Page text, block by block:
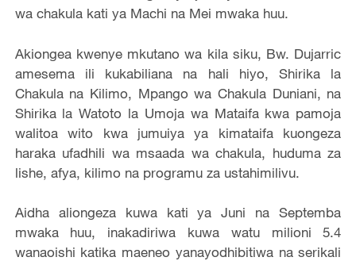
wa chakula kati ya Machi na Mei mwaka huu.
Akiongea kwenye mkutano wa kila siku, Bw. Dujarric
amesema ili kukabiliana na hali hiyo, Shirika la
Chakula na Kilimo, Mpango wa Chakula Duniani, na
Shirika la Watoto la Umoja wa Mataifa kwa pamoja
walitoa wito kwa jumuiya ya kimataifa kuongeza
haraka ufadhili wa msaada wa chakula, huduma za
lishe, afya, kilimo na programu za ustahimilivu.
Aidha aliongeza kuwa kati ya Juni na Septemba
mwaka huu, inakadiriwa kuwa watu milioni 5.4
wanaoishi katika maeneo yanayodhibitiwa na serikali